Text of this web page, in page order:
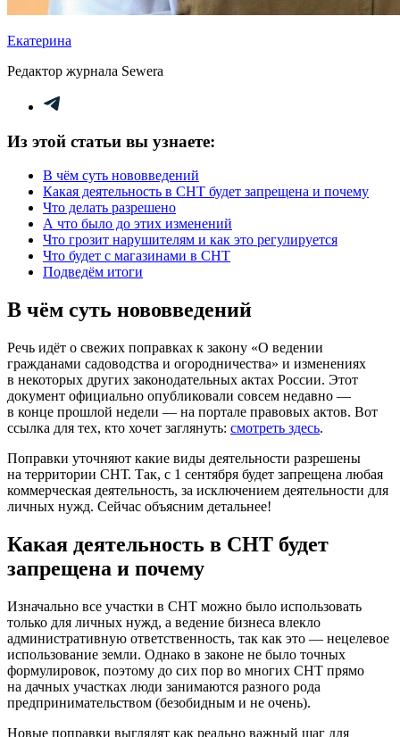
Екатерина
Редактор журнала Sewera
Из этой статьи вы узнаете:
В чём суть нововведений
Какая деятельность в СНТ будет запрещена и почему
Что делать разрешено
А что было до этих изменений
Что грозит нарушителям и как это регулируется
Что будет с магазинами в СНТ
Подведём итоги
В чём суть нововведений
Речь идёт о свежих поправках к закону «О ведении
гражданами садоводства и огородничества» и изменениях
в некоторых других законодательных актах России. Этот
документ официально опубликовали совсем недавно —
в конце прошлой недели — на портале правовых актов. Вот
ссылка для тех, кто хочет заглянуть: смотреть здесь.
Поправки уточняют какие виды деятельности разрешены
на территории СНТ. Так, с 1 сентября будет запрещена любая
коммерческая деятельность, за исключением деятельности для
личных нужд. Сейчас объясним детальнее!
Какая деятельность в СНТ будет
запрещена и почему
Изначально все участки в СНТ можно было использовать
только для личных нужд, а ведение бизнеса влекло
административную ответственность, так как это — нецелевое
использование земли. Однако в законе не было точных
формулировок, поэтому до сих пор во многих СНТ прямо
на дачных участках люди занимаются разного рода
предпринимательством (безобидным и не очень).
Новые поправки выглядят как реально важный шаг для